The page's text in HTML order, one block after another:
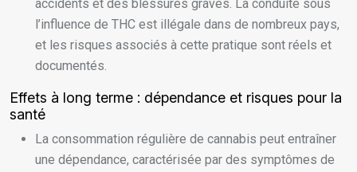
accidents et des blessures graves. La conduite sous
l’influence de THC est illégale dans de nombreux pays,
et les risques associés à cette pratique sont réels et
documentés.
Effets à long terme : dépendance et risques pour la
santé
La consommation régulière de cannabis peut entraîner
une dépendance, caractérisée par des symptômes de